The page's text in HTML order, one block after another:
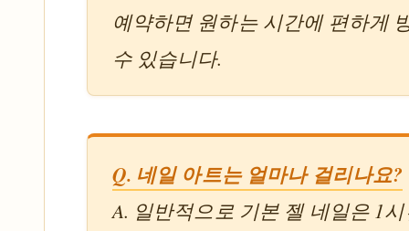
예약하면 원하는 시간에 편하게
수 있습니다.
Q. 네일 아트는 얼마나 걸리나요?
A. 일반적으로 기본 젤 네일은 1